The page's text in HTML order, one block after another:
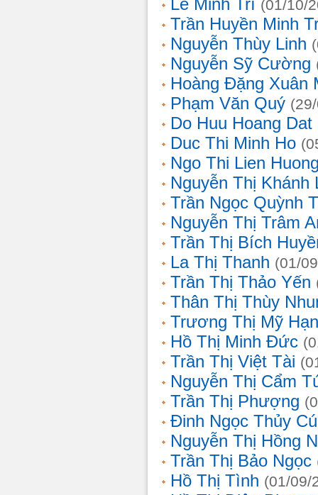
Lê Minh Trí (01/10/
Trần Huyền Minh
Nguyễn Thùy Linh
Nguyễn Sỹ Cường
Hoàng Đặng Xuân
Phạm Văn Quý
Do Huu Hoang Dat
Duc Thi Minh Ho
Ngo Thi Lien
Nguyễn Thị Khánh
Trần Ngọc Quỳnh
Nguyễn Thị Trâm
Trần Thị Bích
La Thị Thanh (01/
Trần Thị Thảo Yến
Thân Thị Thùy
Trương Thị Mỹ
Hồ Thị Minh Đức
Trần Thị Việt Tài
Nguyễn Thị Cẩm
Trần Thị Phượng
Đinh Ngọc Thủy
Nguyễn Thị Hồng
Trần Thị Bảo Ngọc
Hồ Thị Tình (01/09/